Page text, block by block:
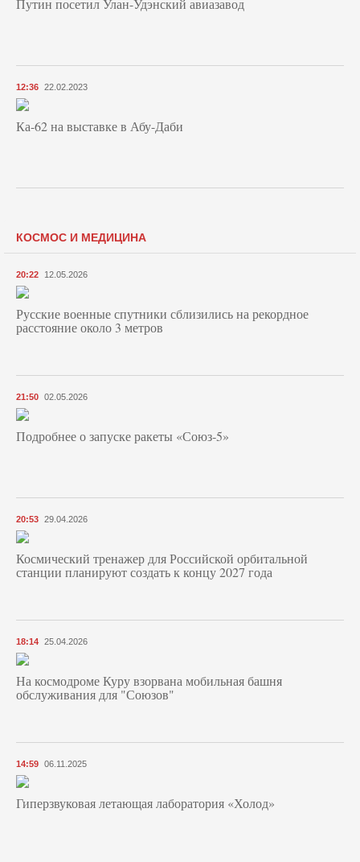
Путин посетил Улан-Удэнский авиазавод
12:36 22.02.2023
Ка-62 на выставке в Абу-Даби
КОСМОС И МЕДИЦИНА
20:22 12.05.2026
Русские военные спутники сблизились на рекордное
расстояние около 3 метров
21:50 02.05.2026
Подробнее о запуске ракеты «Союз‑5»
20:53 29.04.2026
Космический тренажер для Российской орбитальной
станции планируют создать к концу 2027 года
18:14 25.04.2026
На космодроме Куру взорвана мобильная башня
обслуживания для "Союзов"
14:59 06.11.2025
Гиперзвуковая летающая лаборатория «Холод»